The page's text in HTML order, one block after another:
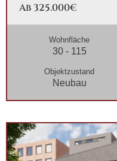
Ab 325.000€
Wohnfläche
30 - 115
Objektzustand
Neubau